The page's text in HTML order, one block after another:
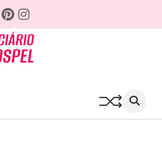
Pinterest
Instagram